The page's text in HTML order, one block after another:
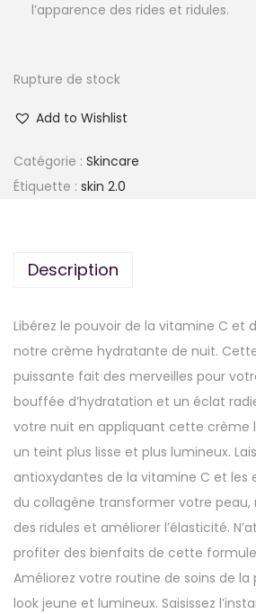
l’apparence des rides et ridules.
Rupture de stock
Add to Wishlist
Catégorie : Skincare
Étiquette : skin 2.0
Description
Libérez le pouvoir de la vitamine C et
notre crème hydratante de nuit.
puissante fait des merveilles pour
bouffée d’hydratation et un éclat
votre nuit en appliquant cette crème
un teint plus lisse et plus lumineux.
antioxydantes de la vitamine C et
du collagène transformer votre peau,
des ridules et améliorer l’élasticité.
profiter des bienfaits de cette
Améliorez votre routine de soins de
look jeune et lumineux. Saisissez